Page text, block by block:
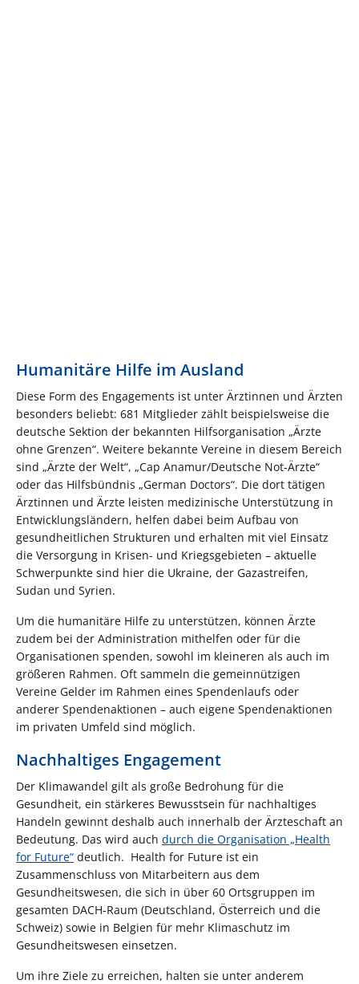
Humanitäre Hilfe im Ausland
Diese Form des Engagements ist unter Ärztinnen und Ärzten
besonders beliebt: 681 Mitglieder zählt beispielsweise die
deutsche Sektion der bekannten Hilfsorganisation „Ärzte
ohne Grenzen“. Weitere bekannte Vereine in diesem Bereich
sind „Ärzte der Welt“, „Cap Anamur/Deutsche Not-Ärzte“
oder das Hilfsbündnis „German Doctors“. Die dort tätigen
Ärztinnen und Ärzte leisten medizinische Unterstützung in
Entwicklungsländern, helfen dabei beim Aufbau von
gesundheitlichen Strukturen und erhalten mit viel Einsatz
die Versorgung in Krisen- und Kriegsgebieten – aktuelle
Schwerpunkte sind hier die Ukraine, der Gazastreifen,
Sudan und Syrien.
Um die humanitäre Hilfe zu unterstützen, können Ärzte
zudem bei der Administration mithelfen oder für die
Organisationen spenden, sowohl im kleineren als auch im
größeren Rahmen. Oft sammeln die gemeinnützigen
Vereine Gelder im Rahmen eines Spendenlaufs oder
anderer Spendenaktionen – auch eigene Spendenaktionen
im privaten Umfeld sind möglich.
Nachhaltiges Engagement
Der Klimawandel gilt als große Bedrohung für die
Gesundheit, ein stärkeres Bewusstsein für nachhaltiges
Handeln gewinnt deshalb auch innerhalb der Ärzteschaft an
Bedeutung. Das wird auch durch die Organisation „Health
for Future“ deutlich. Health for Future ist ein
Zusammenschluss von Mitarbeitern aus dem
Gesundheitswesen, die sich in über 60 Ortsgruppen im
gesamten DACH-Raum (Deutschland, Österreich und die
Schweiz) sowie in Belgien für mehr Klimaschutz im
Gesundheitswesen einsetzen.
Um ihre Ziele zu erreichen, halten sie unter anderem